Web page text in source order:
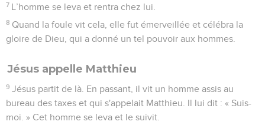
7 L’homme se leva et rentra chez lui.
8 Quand la foule vit cela, elle fut émerveillée et célébra la
gloire de Dieu, qui a donné un tel pouvoir aux hommes.
Jésus appelle Matthieu
9 Jésus partit de là. En passant, il vit un homme assis au
bureau des taxes et qui s'appelait Matthieu. Il lui dit : « Suis-
moi. » Cet homme se leva et le suivit.